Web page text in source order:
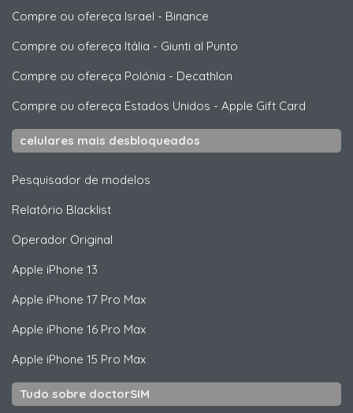
Compre ou ofereça Israel - Binance
Compre ou ofereça Itália - Giunti al Punto
Compre ou ofereça Polónia - Decathlon
Compre ou ofereça Estados Unidos - Apple Gift Card
celulares mais desbloqueados
Pesquisador de modelos
Relatório Blacklist
Operador Original
Apple iPhone 13
Apple iPhone 17 Pro Max
Apple iPhone 16 Pro Max
Apple iPhone 15 Pro Max
Tudo sobre doctorSIM